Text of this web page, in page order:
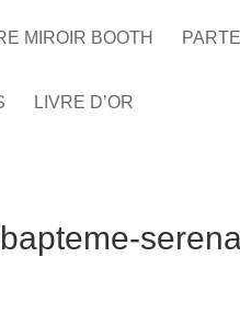
MIROIR BOOTH
LIVRE D’OR